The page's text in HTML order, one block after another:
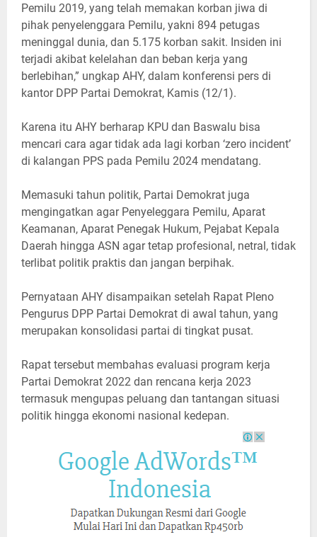
Pemilu 2019, yang telah memakan korban jiwa di
pihak penyelenggara Pemilu, yakni 894 petugas
meninggal dunia, dan 5.175 korban sakit. Insiden ini
terjadi akibat kelelahan dan beban kerja yang
berlebihan,” ungkap AHY, dalam konferensi pers di
kantor DPP Partai Demokrat, Kamis (12/1).
Karena itu AHY berharap KPU dan Baswalu bisa
mencari cara agar tidak ada lagi korban ‘zero incident’
di kalangan PPS pada Pemilu 2024 mendatang.
Memasuki tahun politik, Partai Demokrat juga
mengingatkan agar Penyeleggara Pemilu, Aparat
Keamanan, Aparat Penegak Hukum, Pejabat Kepala
Daerah hingga ASN agar tetap profesional, netral, tidak
terlibat politik praktis dan jangan berpihak.
Pernyataan AHY disampaikan setelah Rapat Pleno
Pengurus DPP Partai Demokrat di awal tahun, yang
merupakan konsolidasi partai di tingkat pusat.
Rapat tersebut membahas evaluasi program kerja
Partai Demokrat 2022 dan rencana kerja 2023
termasuk mengupas peluang dan tantangan situasi
politik hingga ekonomi nasional kedepan.